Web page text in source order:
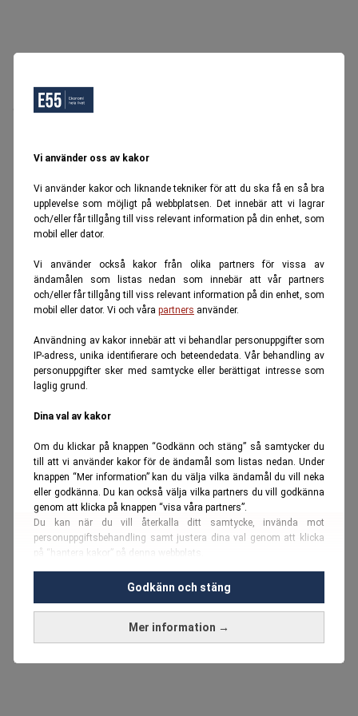
Vi använder oss av kakor
Vi använder kakor och liknande tekniker för att du ska få en så bra
upplevelse som möjligt på webbplatsen. Det innebär att vi lagrar
och/eller får tillgång till viss relevant information på din enhet, som
mobil eller dator.
Vi använder också kakor från olika partners för vissa av
ändamålen som listas nedan som innebär att vår partners
och/eller får tillgång till viss relevant information på din enhet, som
mobil eller dator. Vi och våra partners använder.
Användning av kakor innebär att vi behandlar personuppgifter som
IP-adress, unika identifierare och beteendedata. Vår behandling av
personuppgifter sker med samtycke eller berättigat intresse som
laglig grund.
Dina val av kakor
Om du klickar på knappen “Godkänn och stäng” så samtycker du
till att vi använder kakor för de ändamål som listas nedan. Under
knappen “Mer information” kan du välja vilka ändamål du vill neka
eller godkänna. Du kan också välja vilka partners du vill godkänna
genom att klicka på knappen “visa våra partners”.
Du kan när du vill återkalla ditt samtycke, invända mot
personuppgiftsbehandling samt justera dina val genom att klicka
på “hantera kakor” på denna webbplats.
Du kan fördjupa dig ytterligare i vårcookie-policy
Vi använder kakor och personuppgifter för dessa syften:
Nödvändiga cookies och liknande tekniker, anpassning av
Mer information →
Godkänn och stäng
Oops, Ett fel inträffade.